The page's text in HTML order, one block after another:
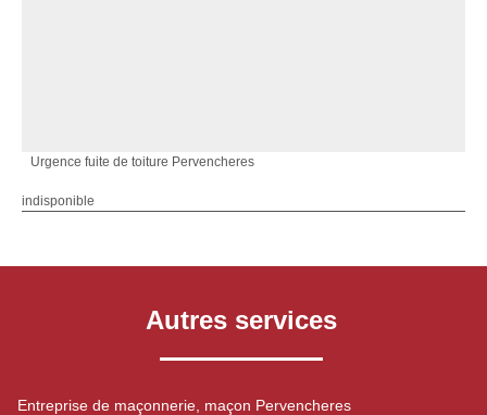
Urgence fuite de toiture Pervencheres
indisponible
Autres services
Entreprise de maçonnerie, maçon Pervencheres